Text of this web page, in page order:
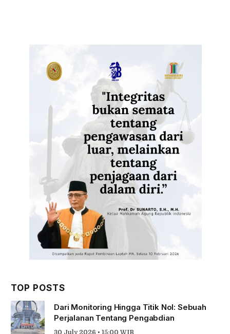
TOP POSTS
Dari Monitoring Hingga Titik Nol: Sebuah
Perjalanan Tentang Pengabdian